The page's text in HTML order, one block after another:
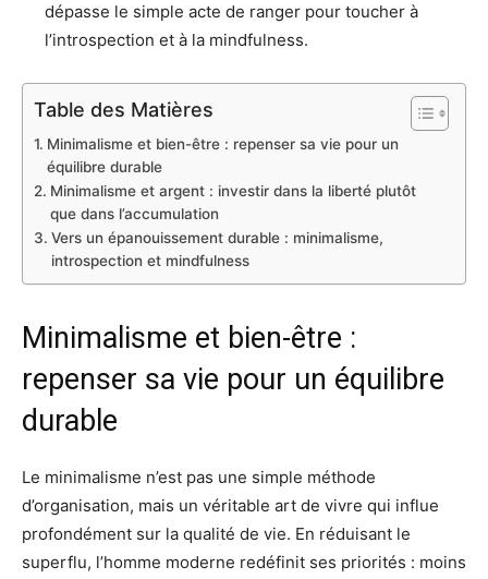
dépasse le simple acte de ranger pour toucher à
l’introspection et à la mindfulness.
Table des Matières
Minimalisme et bien-être : repenser sa vie pour un
équilibre durable
Minimalisme et argent : investir dans la liberté plutôt
que dans l’accumulation
Vers un épanouissement durable : minimalisme,
introspection et mindfulness
Minimalisme et bien-être :
repenser sa vie pour un équilibre
durable
Le minimalisme n’est pas une simple méthode
d’organisation, mais un véritable art de vivre qui influe
profondément sur la qualité de vie. En réduisant le
superflu, l’homme moderne redéfinit ses priorités : moins